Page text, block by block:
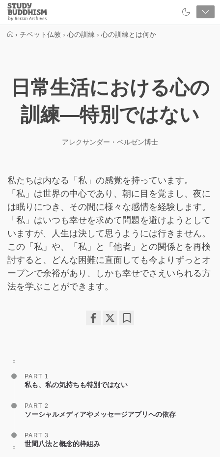
Close
Study
Buddhism
› チベット仏教 › 心の訓練 › 心の訓練とは何か
日常生活における心の
訓練―特別ではない
アレクサンダー・ベルゼン博士
私たちは内なる「私」の感覚を持っています。
「私」は世界の中心であり、朝に目を覚まし、夜に
は眠りにつき、その間に様々な感情を経験します。
「私」はいつも幸せを求めて問題を避けようとして
いますが、人生は決して思うようには行きません。
この「私」や、「私」と「他者」との関係とを再検
討すると、どんな困難に直面しても今よりずっとオ
ープンで余裕があり、しかも幸せでさえいられる方
法を学ぶことができます。
PART 1
私も、私の気持ちも特別ではない
PART 2
ソーシャルメディアやメッセージアプリへの依存
PART 3
世間八法と概念的枠組み